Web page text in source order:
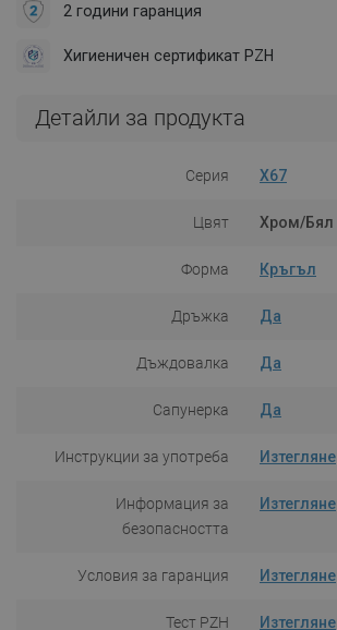
2 години гаранция
Хигиеничен сертификат PZH
Детайли за продукта
Серия X67
Цвят Хром/Бял
Форма Кръгъл
Дръжка Да
Дъждовалка Да
Сапунерка Да
Инструкции за употреба Изтегляне
Информация за
безопасността
Изтегляне
Условия за гаранция Изтегляне
Тест PZH Изтегляне